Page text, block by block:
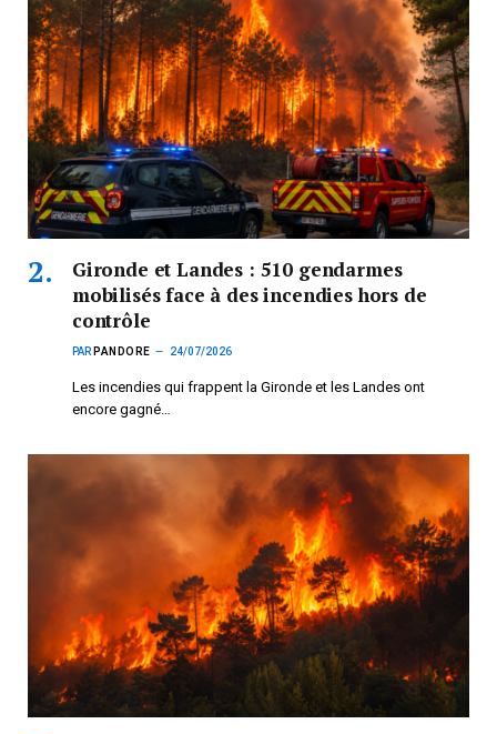
Gironde et Landes : 510 gendarmes
mobilisés face à des incendies hors de
contrôle
PAR PANDORE 24/07/2026
Les incendies qui frappent la Gironde et les Landes ont
encore gagné…